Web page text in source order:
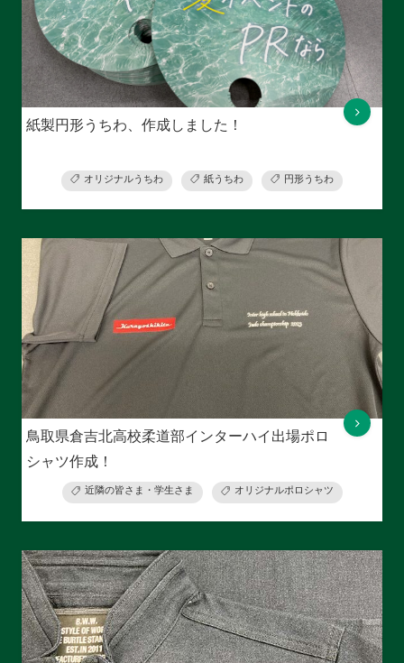
紙製円形うちわ、作成しました！
オリジナルうちわ 紙うちわ 円形うちわ
鳥取県倉吉北高校柔道部インターハイ出場ポロ
シャツ作成！
近隣の皆さま・学生さま オリジナルポロシャツ